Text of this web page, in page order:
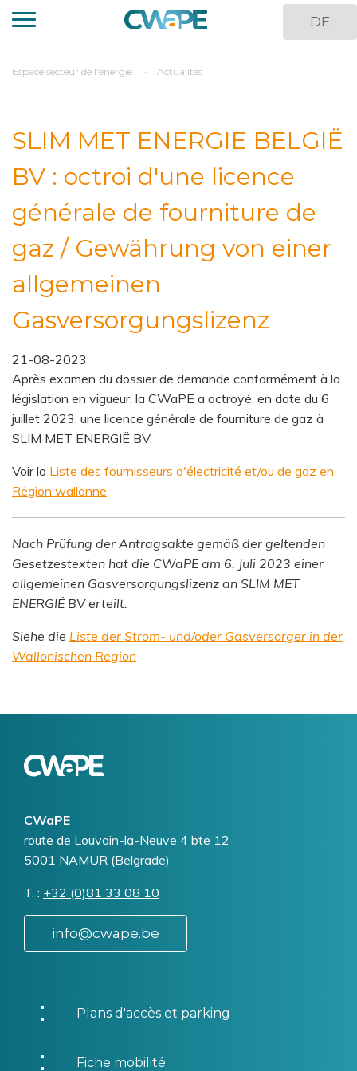
Aller
au
principal
DE
You
Espace secteur de l'énergie Actualités
SLIM MET ENERGIE BELGIË
BV : octroi d'une licence
générale de fourniture de
gaz / Gewährung von einer
allgemeinen
Gasversorgungslizenz
21-08-2023
Après examen du dossier de demande conformément à la
législation en vigueur, la CWaPE a octroyé, en date du 6
juillet 2023, une licence générale de fourniture de gaz à
SLIM MET ENERGIË BV.
Voir la Liste des fournisseurs d'électricité et/ou de gaz en
Région wallonne
Nach Prüfung der Antragsakte gemäß der geltenden
Gesetzestexten hat die CWaPE am 6. Juli 2023 einer
allgemeinen Gasversorgungslizenz an SLIM MET
ENERGIË BV erteilt.
Siehe die Liste der Strom- und/oder Gasversorger in der
Wallonischen Region
CWaPE
Addresse
route de Louvain-la-Neuve 4 bte 12
5001 NAMUR (Belgrade)
T. Téléphone
+32 (0)81 33 08 10
info@cwape.be
Plans d'accès et parking
Fiche mobilité